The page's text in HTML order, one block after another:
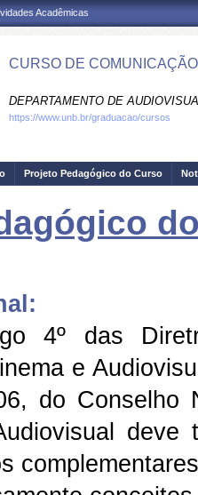
Acadêmicas
CURSO DE
DEPARTAMENTO DE
https://www.unb.br/graduacao/cursos
Projeto Pedagógico do Curso
4º das
e
do Conselho